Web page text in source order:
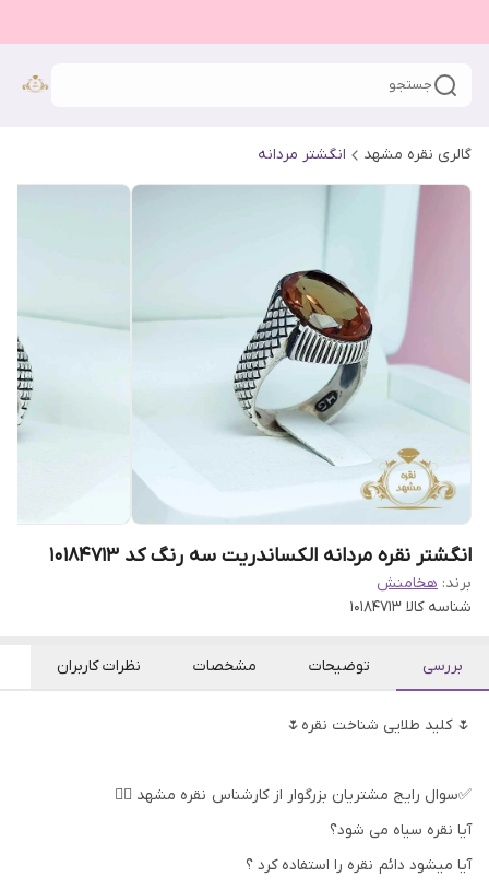
جستجو
گالری نقره مشهد انگشتر مردانه
انگشتر نقره مردانه الکساندریت سه رنگ کد 10184713
برند: هخامنش
شناسه کالا 10184713
بررسی توضیحات مشخصات نظرات کاربران
🌷 کلید طلایی شناخت نقره🌷
✅سوال رایج مشتریان بزرگوار از کارشناس نقره مشهد 👇🏻
آیا نقره سیاه می شود؟
آیا میشود دائم نقره را استفاده کرد ؟